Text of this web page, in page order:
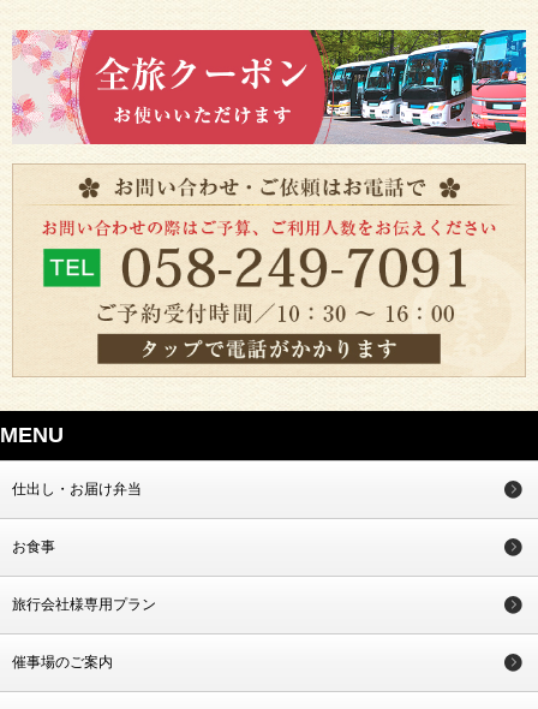
MENU
仕出し・お届け弁当
お食事
旅行会社様専用プラン
催事場のご案内